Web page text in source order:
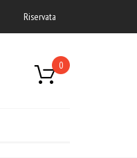
Riservata
0